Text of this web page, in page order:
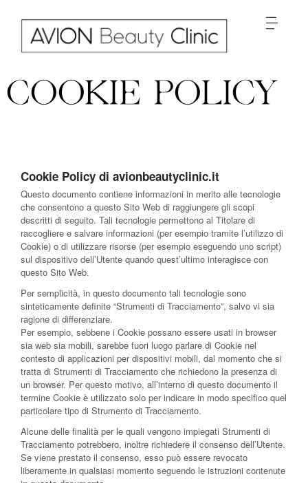
COOKIE POLICY
Cookie Policy di avionbeautyclinic.it
Questo documento contiene informazioni in merito alle tecnologie
che consentono a questo Sito Web di raggiungere gli scopi
descritti di seguito. Tali tecnologie permettono al Titolare di
raccogliere e salvare informazioni (per esempio tramite l’utilizzo di
Cookie) o di utilizzare risorse (per esempio eseguendo uno script)
sul dispositivo dell’Utente quando quest’ultimo interagisce con
questo Sito Web.
Per semplicità, in questo documento tali tecnologie sono
sinteticamente definite “Strumenti di Tracciamento”, salvo vi sia
ragione di differenziare.
Per esempio, sebbene i Cookie possano essere usati in browser
sia web sia mobili, sarebbe fuori luogo parlare di Cookie nel
contesto di applicazioni per dispositivi mobili, dal momento che si
tratta di Strumenti di Tracciamento che richiedono la presenza di
un browser. Per questo motivo, all’interno di questo documento il
termine Cookie è utilizzato solo per indicare in modo specifico quel
particolare tipo di Strumento di Tracciamento.
Alcune delle finalità per le quali vengono impiegati Strumenti di
Tracciamento potrebbero, inoltre richiedere il consenso dell’Utente.
Se viene prestato il consenso, esso può essere revocato
liberamente in qualsiasi momento seguendo le istruzioni contenute